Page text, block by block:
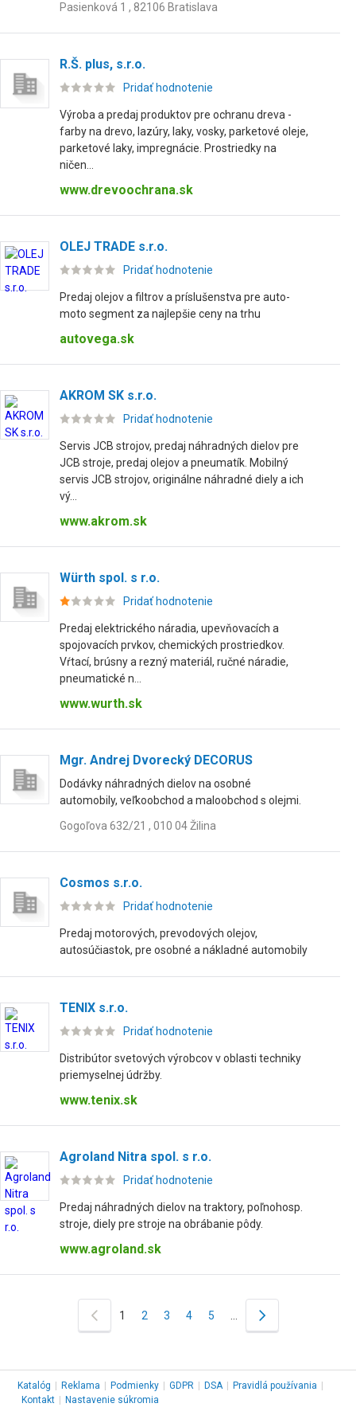
Pasienková 1 , 82106 Bratislava
R.Š. plus, s.r.o.
Pridať hodnotenie
Výroba a predaj produktov pre ochranu dreva -
farby na drevo, lazúry, laky, vosky, parketové oleje,
parketové laky, impregnácie. Prostriedky na
ničen...
www.drevoochrana.sk
OLEJ TRADE s.r.o.
Pridať hodnotenie
Predaj olejov a filtrov a príslušenstva pre auto-
moto segment za najlepšie ceny na trhu
autovega.sk
AKROM SK s.r.o.
Pridať hodnotenie
Servis JCB strojov, predaj náhradných dielov pre
JCB stroje, predaj olejov a pneumatík. Mobilný
servis JCB strojov, originálne náhradné diely a ich
vý...
www.akrom.sk
Würth spol. s r.o.
Pridať hodnotenie
Predaj elektrického náradia, upevňovacích a
spojovacích prvkov, chemických prostriedkov.
Vŕtací, brúsny a rezný materiál, ručné náradie,
pneumatické n...
www.wurth.sk
Mgr. Andrej Dvorecký DECORUS
Dodávky náhradných dielov na osobné
automobily, veľkoobchod a maloobchod s olejmi.
Gogoľova 632/21 , 010 04 Žilina
Cosmos s.r.o.
Pridať hodnotenie
Predaj motorových, prevodových olejov,
autosúčiastok, pre osobné a nákladné automobily
TENIX s.r.o.
Pridať hodnotenie
Distribútor svetových výrobcov v oblasti techniky
priemyselnej údržby.
www.tenix.sk
Agroland Nitra spol. s r.o.
Pridať hodnotenie
Predaj náhradných dielov na traktory, poľnohosp.
stroje, diely pre stroje na obrábanie pôdy.
www.agroland.sk
1 2 3 4 5
Katalóg Reklama Podmienky GDPR DSA Pravidlá používania
Kontakt
Nastavenie súkromia